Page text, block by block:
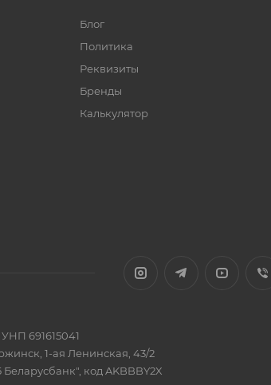
Блог
Политика
Реквизиты
Бренды
Калькулятор
691615041
1-ая Ленинская, 43/2
код AKBBBY2X